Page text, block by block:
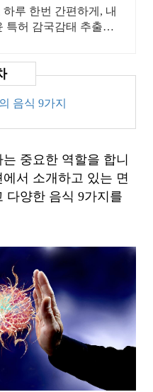
루 한번 간편하게, 내
특허 감국감태 추출물,
음식 9가지
중요한 역할을 합니
서 소개하고 있는 면
다양한 음식 9가지를